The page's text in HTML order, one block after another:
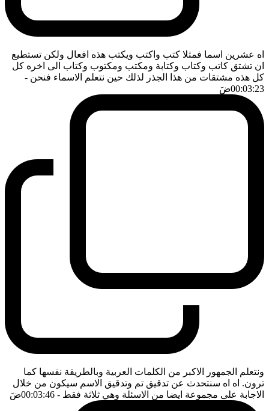
اه عشرين اسما فمثلا كتب واكتب ويكتب هذه افعال ولكن تستطيع
ان تشتق كاتب وكتاب وكتابة ومكتب ومكتوب وكتاب الى اخره كل
كل هذه مشتقات من هذا الجذر لذلك حين نتعلم الاسماء فنحن -
00:03:23ضَ
ونتعلم الجمهور الاكبر من الكلمات العربية وبالطريقة نفسها كما
ترون. اه اه سنتحدث عن تدقيق تم وتدقيق الاسم سيكون من خلال
الاجابة على مجموعة ايضا من الاسئلة وهي ثلاثة فقط - 00:03:46 ضَ